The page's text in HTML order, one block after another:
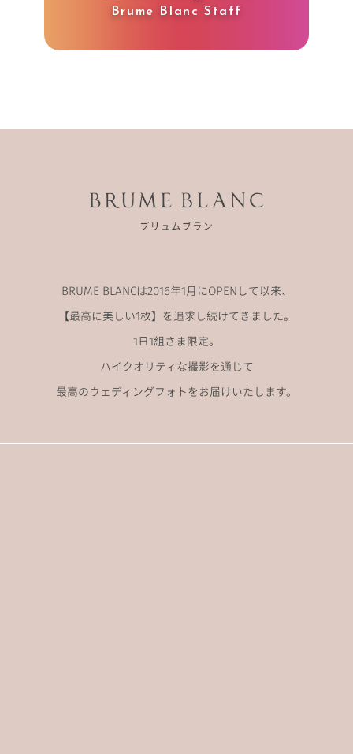
Brume Blanc Staff
BRUME BLANCは2016年1月にOPENして以来、
【最高に美しい1枚】を追求し続けてきました。
1日1組さま限定。
ハイクオリティな撮影を通じて
最高のウェディングフォトをお届けいたします。